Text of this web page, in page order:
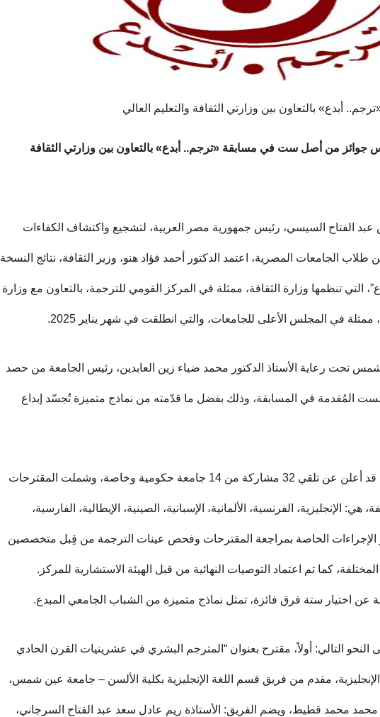
أبدع» بالتعاون بين وزارتي الثقافة والتعليم العالي
من أصل ست في مسابقة «ترجم.. أبدع» بالتعاون بين وزارتي الثقافة
عبد الفتاح السيسي، رئيس جمهورية مصر العربية، لتشجيع واكتشاف الكفاءات
طلاب الجامعات المصرية، اعتمد الدكتور أحمد فؤاد هنو، وزير الثقافة، نتائج النسخة
التي تنظمها وزارة الثقافة، ممثلة في المركز القومي للترجمة، بالتعاون مع وزارة
ممثلة في المجلس الأعلى للجامعات، والتي انطلقت في شهر يناير 2025.
تحت رعاية الأستاذ الدكتور محمد ضياء زين العابدين، رئيس الجامعة من حصد
المُقدمة في المسابقة، وذلك بفضل ما قدّمته من نماذج متميزة تُجسّد إبداع
وكان المركز القومي للترجمة قد أعلن عن تلقي 32 مشاركة من 14 جامعة حكومية وخاصة، وشملت المقترحات
الإنجليزية، الفرنسية، الألمانية، الإسبانية، الصينية، الإيطالية، الفارسية،
الإجراءات الخاصة بمراجعة المقترحات وفحص عينات الترجمة من قِبل متخصصين
كما تم اعتماد التوصيات النهائية من قبل الهيئة الاستشارية للمركز.
عن اختيار ستة فرق فائزة، تمثل نماذج متميزة من الشباب الجامعي المبدع.
النحو التالي: أولاً، مقترح بعنوان “المترجم البشري في عشرينيات القرن الحادي
مقدم من فريق قسم اللغة الإنجليزية بكلية الألسن – جامعة عين شمس،
محمد قطيط، ويضم الفريق: الأستاذة ريم عادل سعد عبد الفتاح السرجاني،